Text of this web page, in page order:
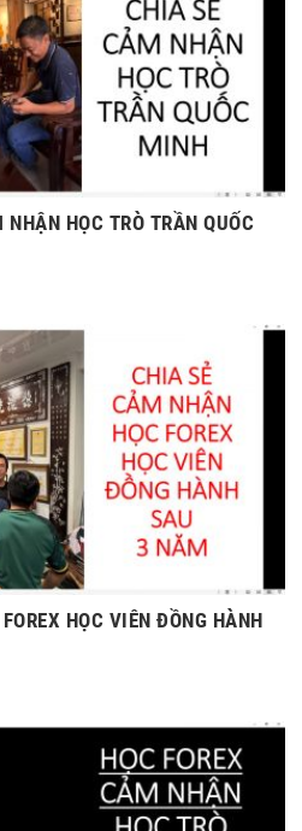
HỌC TRÒ TRẦN QUỐC
HỌC VIÊN ĐỒNG HÀNH